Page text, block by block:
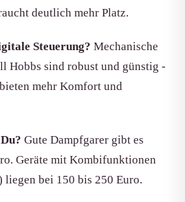
deutlich mehr Platz.
Steuerung? Mechanische
Hobbs sind robust und günstig -
mehr Komfort und
Gute Dampfgarer gibt es
Geräte mit Kombifunktionen
bei 150 bis 250 Euro.